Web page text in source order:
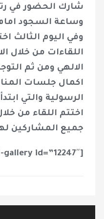
شارك الحضور في
وساعة السجود
وفي اليوم الثالث
اللقاءات من خلال
الالهي ومن ثم
اكمال جلسات
الرسولية والتي
اختتم اللقاء من
جميع المشاركين
[aigpl-gallery id=”12247″]